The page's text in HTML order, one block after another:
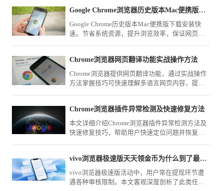
Google Chrome浏览器历史版本Mac便携版快速下载安装方法
Google Chrome历史版本Mac便携版下载安装快
速。节省系统资源，提升浏览效率，保证网页访
Chrome浏览器网页翻译功能实战操作方法
Chrome浏览器提供网页翻译功能，通过实战操作
方法掌握技巧可快速理解多语言网页内容，提高
Chrome浏览器插件异常检测及快速修复方法
本文详细介绍Chrome浏览器插件异常检测方法及
快速修复技巧，帮助用户快速定位问题并恢复插
vivo浏览器极速版天天领金币为什么到了最终提现总翻车
vivo浏览器极速版活动中，用户常在提现环节遭
遇各种审核限制。本文客观深度剖析了此类任务